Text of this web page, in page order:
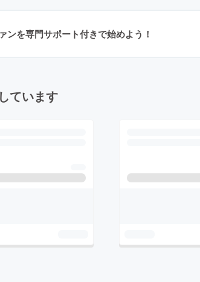
ンを専門サポート付きで始めよう！
ています